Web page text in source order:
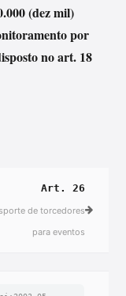
(dez mil)
por
no art. 18
Art. 26
de torcedores
para eventos